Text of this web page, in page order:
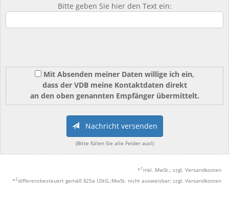
Bitte geben Sie hier den Text ein:
Mit Absenden meiner Daten willige ich ein,
dass der VDB meine Kontaktdaten direkt
an den oben genannten Empfänger übermittelt.
Nachricht versenden
(Bitte füllen Sie alle Felder aus!)
* 1 inkl. MwSt.; zzgl. Versandkosten
*2differenzbesteuert gemäß §25a UStG.;MwSt. nicht ausweisbar; zzgl. Versandkosten